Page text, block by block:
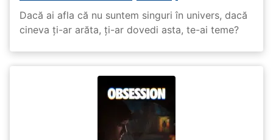
Dacă ai afla că nu suntem singuri în univers, dacă
cineva ți-ar arăta, ți-ar dovedi asta, te-ai teme?